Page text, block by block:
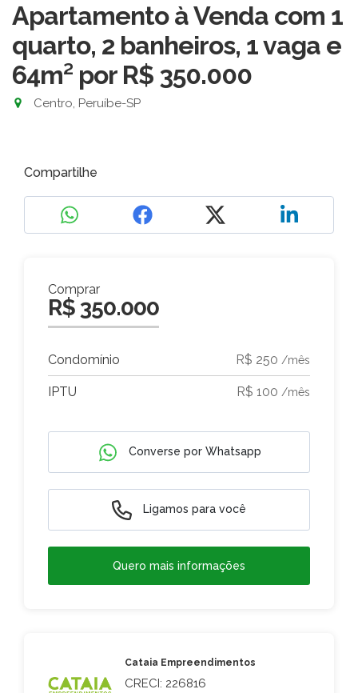
Apartamento à Venda com 1
quarto, 2 banheiros, 1 vaga e
64m² por R$ 350.000
Centro, Peruíbe-SP
Compartilhe
Comprar
R$ 350.000
Condomínio R$ 250 /mês
IPTU R$ 100 /mês
Converse por Whatsapp
Ligamos para você
Quero mais informações
Cataia Empreendimentos
CRECI: 226816